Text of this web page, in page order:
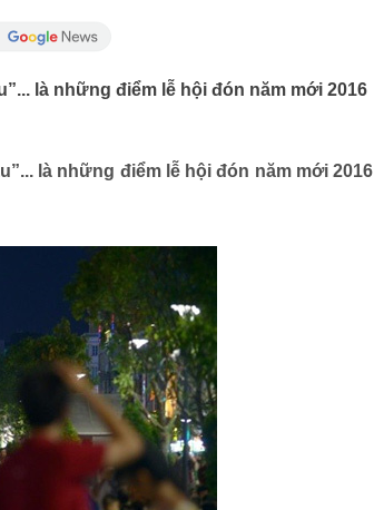
là những điểm lễ hội đón năm mới 2016
là những điểm lễ hội đón năm mới 2016